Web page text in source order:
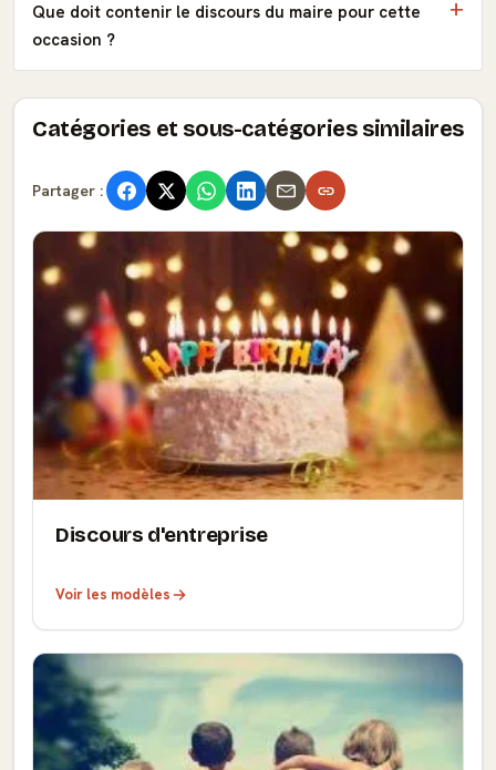
Que doit contenir le discours du maire pour cette
occasion ?
Catégories et sous-catégories similaires
Partager :
Discours d'entreprise
Voir les modèles